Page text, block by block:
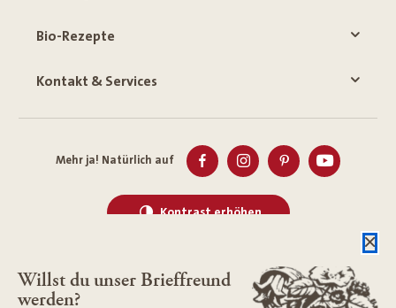
Bio-Rezepte
Kontakt & Services
Mehr ja! Natürlich auf
Kontrast erhöhen
Willst du unser Brieffreund
werden?